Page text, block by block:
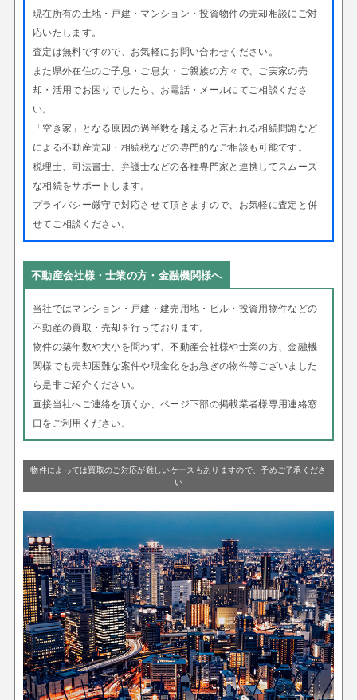
現在所有の土地・戸建・マンション・投資物件の売却相談にご対
応いたします。
査定は無料ですので、お気軽にお問い合わせください。
また県外在住のご子息・ご息女・ご親族の方々で、ご実家の売
却・活用でお困りでしたら、お電話・メールにてご相談くださ
い。
「空き家」となる原因の過半数を越えると言われる相続問題など
による不動産売却・相続税などの専門的なご相談も可能です。
税理士、司法書士、弁護士などの各種専門家と連携してスムーズ
な相続をサポートします。
プライバシー厳守で対応させて頂きますので、お気軽に査定と併
せてご相談ください。
不動産会社様・士業の方・金融機関様へ
当社ではマンション・戸建・建売用地・ビル・投資用物件などの
不動産の買取・売却を行っております。
物件の築年数や大小を問わず、不動産会社様や士業の方、金融機
関様でも売却困難な案件や現金化をお急ぎの物件等ございました
ら是非ご紹介ください。
直接当社へご連絡を頂くか、ページ下部の掲載業者様専用連絡窓
口をご利用ください。
物件によっては買取のご対応が難しいケースもありますので、予めご了承くださ
い